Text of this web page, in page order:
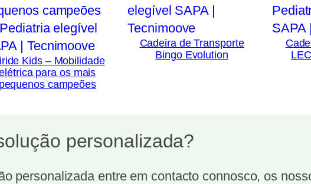
Kids – Mobilidade
para os mais
pequenos campeões
Cadeira de Transporte
Bingo Evolution
personalizada?
personalizada entre em contacto connosco, os